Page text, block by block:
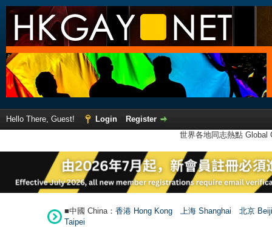
Hello There, Guest! Login
Register
世界各地同志熱點
■中國 China： 香港 Hong Kong 上海 Shanghai
北京
Taipei